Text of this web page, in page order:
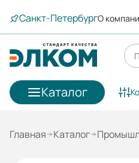
Санкт-ПетербургО
Каталог
Главная Каталог